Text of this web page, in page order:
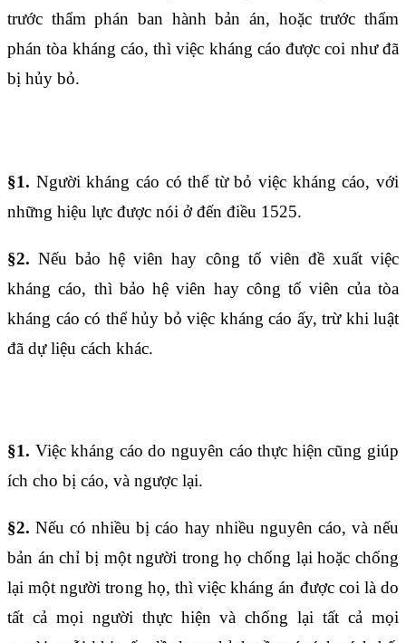
trước thẩm phán ban hành bản án, hoặc trước thẩm
phán tòa kháng cáo, thì việc kháng cáo được coi như đã
bị hủy bỏ.
§1. Người kháng cáo có thể từ bỏ việc kháng cáo, với
những hiệu lực được nói ở đến điều 1525.
§2. Nếu bảo hệ viên hay công tố viên đề xuất việc
kháng cáo, thì bảo hệ viên hay công tố viên của tòa
kháng cáo có thể hủy bỏ việc kháng cáo ấy, trừ khi luật
đã dự liệu cách khác.
§1. Việc kháng cáo do nguyên cáo thực hiện cũng giúp
ích cho bị cáo, và ngược lại.
§2. Nếu có nhiều bị cáo hay nhiều nguyên cáo, và nếu
bản án chỉ bị một người trong họ chống lại hoặc chống
lại một người trong họ, thì việc kháng án được coi là do
tất cả mọi người thực hiện và chống lại tất cả mọi